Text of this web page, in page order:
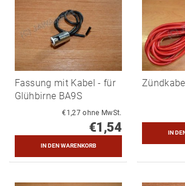
Fassung mit Kabel - für
Glühbirne BA9S
€1,27 ohne MwSt.
€1,54